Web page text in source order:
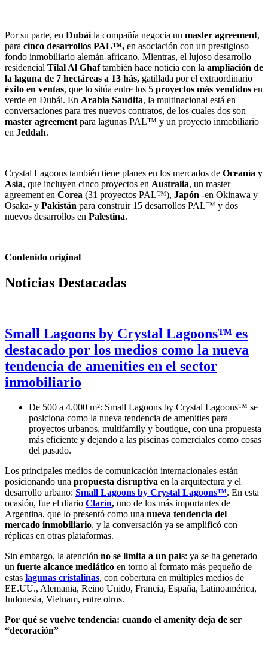
Por su parte, en Dubái la compañía negocia un master agreement,
para cinco desarrollos PAL™, en asociación con un prestigioso
fondo inmobiliario alemán-africano. Mientras, el lujoso desarrollo
residencial Tilal Al Ghaftambién hace noticia con la ampliación de
la laguna de 7 hectáreas a 13 hás, gatillada por el extraordinario
éxito en ventas, que lo sitúa entre los 5 proyectos más vendidos en
verde en Dubái. En Arabia Saudita, la multinacional está en
conversaciones para tres nuevos contratos, de los cuales dos son
master agreement para lagunas PAL™ y un proyecto inmobiliario
en Jeddah.
Crystal Lagoons también tiene planes en los mercados de Oceanía y
Asia, que incluyen cinco proyectos en Australia, un master
agreement en Corea (31 proyectos PAL™), Japón -en Okinawa y
Osaka- y Pakistán para construir 15 desarrollos PAL™ y dos
nuevos desarrollos en Palestina.
Contenido original
Noticias Destacadas
Small Lagoons by Crystal Lagoons™ es
destacado por los medios como la nueva
tendencia de amenities en el sector
inmobiliario
De 500 a 4.000 m²: Small Lagoons by Crystal Lagoons™ se
posiciona como la nueva tendencia de amenities para
proyectos urbanos, multifamily y boutique, con una propuesta
más eficiente y dejando a las piscinas comerciales como cosas
del pasado.
Los principales medios de comunicación internacionales están
posicionando una propuesta disruptiva en la arquitectura y el
desarrollo urbano: Small Lagoons by Crystal Lagoons™. En esta
ocasión, fue el diario Clarín, uno de los más importantes de
Argentina, que lo presentó como una nueva tendencia del
mercado inmobiliario, y la conversación ya se amplificó con
réplicas en otras plataformas.
Sin embargo, la atención no se limita a un país: ya se ha generado
un fuerte alcance mediático en torno al formato más pequeño de
estas lagunas cristalinas, con cobertura en múltiples medios de
EE.UU., Alemania, Reino Unido, Francia, España, Latinoamérica,
Indonesia, Vietnam, entre otros.
Por qué se vuelve tendencia: cuando el amenity deja de ser
“decoración”